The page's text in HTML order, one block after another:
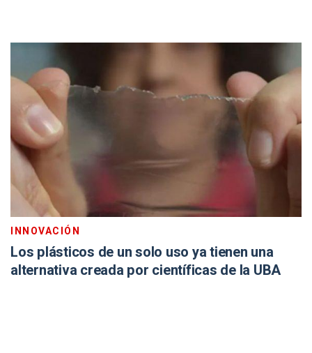
INNOVACIÓN
Los plásticos de un solo uso ya tienen una
alternativa creada por científicas de la UBA